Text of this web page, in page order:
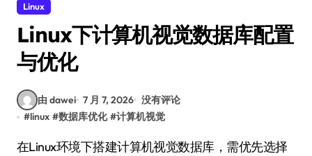
Linux
Linux下计算机视觉数据库配置
与优化
由 dawei 7 月 7, 2026 没有评论
#linux #数据库优化 #计算机视觉
在Linux环境下搭建计算机视觉数据库，需优先选择